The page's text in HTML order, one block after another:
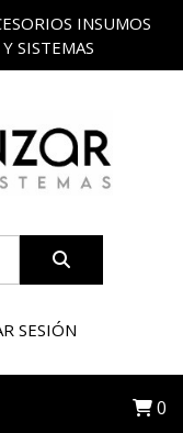
INSUMOS
SISTEMAS
SESIÓN
0